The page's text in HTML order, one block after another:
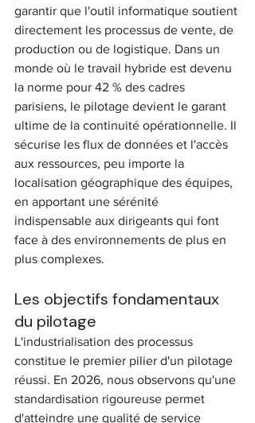
garantir que l'outil informatique soutient
directement les processus de vente, de
production ou de logistique. Dans un
monde où le travail hybride est devenu
la norme pour 42 % des cadres
parisiens, le pilotage devient le garant
ultime de la continuité opérationnelle. Il
sécurise les flux de données et l'accès
aux ressources, peu importe la
localisation géographique des équipes,
en apportant une sérénité
indispensable aux dirigeants qui font
face à des environnements de plus en
plus complexes.
Les objectifs fondamentaux
du pilotage
L'industrialisation des processus
constitue le premier pilier d'un pilotage
réussi. En 2026, nous observons qu'une
standardisation rigoureuse permet
d'atteindre une qualité de service